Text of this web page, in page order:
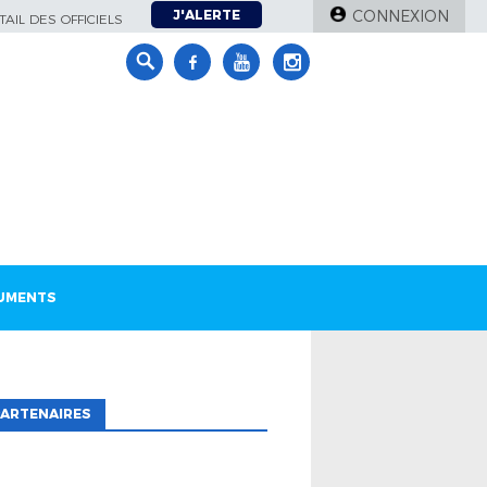
DES OFFICIELS J'ALERTE CONNEXION